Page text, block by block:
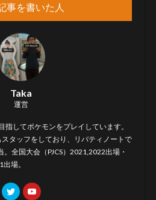
事を書いた人
Taka
運営
指してポケモンをプレイしています。
スタッフをしており、リバティノートで
全国大会（PJCS）2021,2022出場・
場。